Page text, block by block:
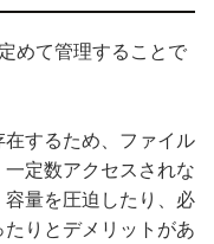
めて管理することで
するため、ファイル
定数アクセスされな
量を圧迫したり、必
りとデメリットがあ